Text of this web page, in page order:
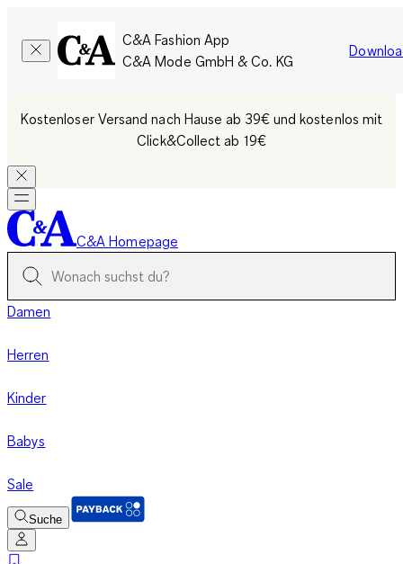
C&A Fashion App
C&A Mode GmbH & Co. KG
Kostenloser Versand nach Hause ab 39€ und kostenlos mit
Click&Collect ab 19€
C&A Homepage
Damen
Herren
Kinder
Babys
Sale
Suche